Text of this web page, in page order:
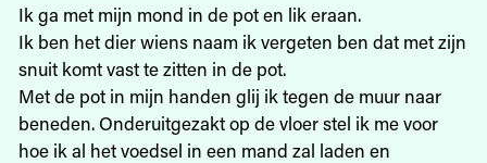
Ik ga met mijn mond in de pot en lik eraan.
Ik ben het dier wiens naam ik vergeten ben dat met zijn
snuit komt vast te zitten in de pot.
Met de pot in mijn handen glij ik tegen de muur naar
beneden. Onderuitgezakt op de vloer stel ik me voor
hoe ik al het voedsel in een mand zal laden en